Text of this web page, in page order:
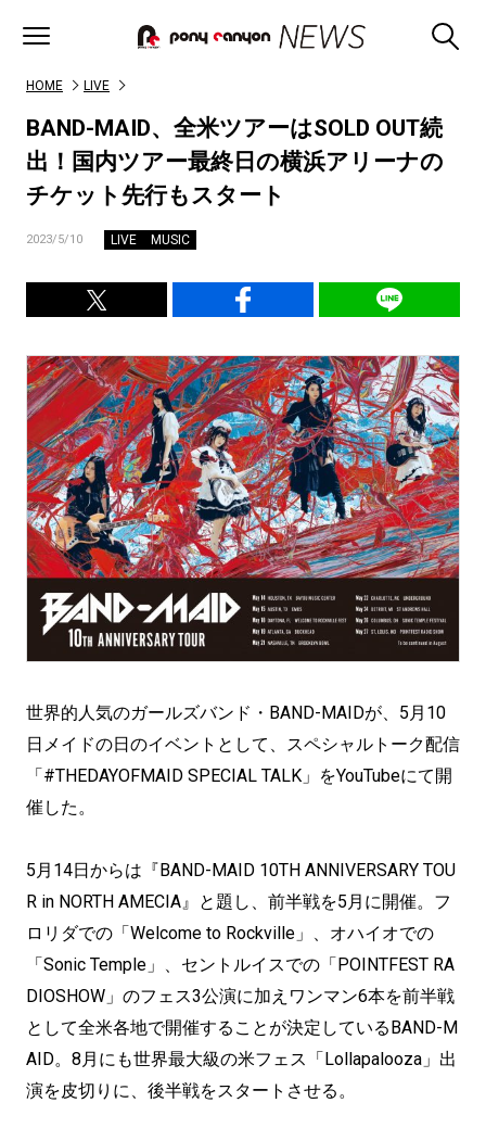
HOME LIVE
BAND-MAID、全米ツアーはSOLD OUT続
出！国内ツアー最終日の横浜アリーナの
チケット先行もスタート
2023/5/10 LIVE MUSIC
世界的人気のガールズバンド・BAND-MAIDが、5月10
日メイドの日のイベントとして、スペシャルトーク配信
「#THEDAYOFMAID SPECIAL TALK」をYouTubeにて開
催した。
5月14日からは『BAND-MAID 10TH ANNIVERSARY TOU
R in NORTH AMECIA』と題し、前半戦を5月に開催。フ
ロリダでの「Welcome to Rockville」、オハイオでの
「Sonic Temple」、セントルイスでの「POINTFEST RA
DIOSHOW」のフェス3公演に加えワンマン6本を前半戦
として全米各地で開催することが決定しているBAND-M
AID。8月にも世界最大級の米フェス「Lollapalooza」出
演を皮切りに、後半戦をスタートさせる。